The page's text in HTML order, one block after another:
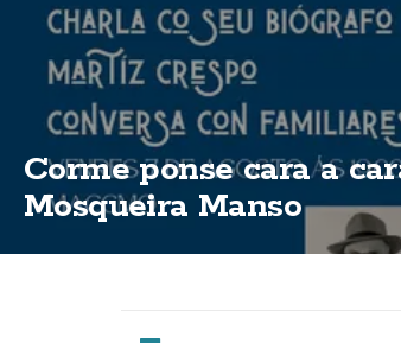
Corme ponse cara a
Mosqueira Manso